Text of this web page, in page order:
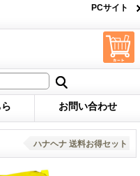
PCサイト
お問い合わせ
ハナヘナ 送料お得セット